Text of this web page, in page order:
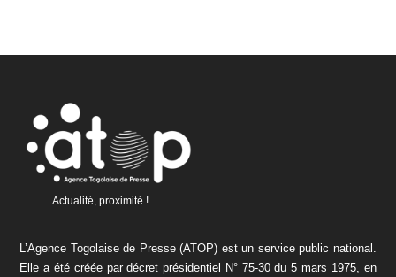
Actualité, proximité !
L’Agence Togolaise de Presse (ATOP) est un service public national.
Elle a été créée par décret présidentiel N° 75-30 du 5 mars 1975, en